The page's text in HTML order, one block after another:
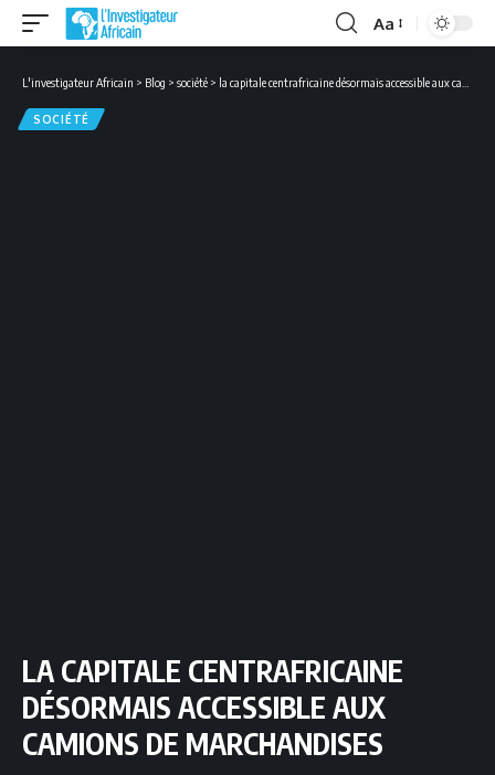
Font
Aa
L'investigateur Africain > Blog > société > la capitale centrafricaine désormais accessible aux camions de marchandises
SOCIÉTÉ
LA CAPITALE CENTRAFRICAINE
DÉSORMAIS ACCESSIBLE AUX
CAMIONS DE MARCHANDISES